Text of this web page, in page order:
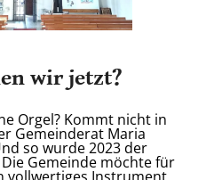
wir jetzt?
Orgel? Kommt nicht in
Gemeinderat Maria
so wurde 2023 der
Gemeinde möchte für